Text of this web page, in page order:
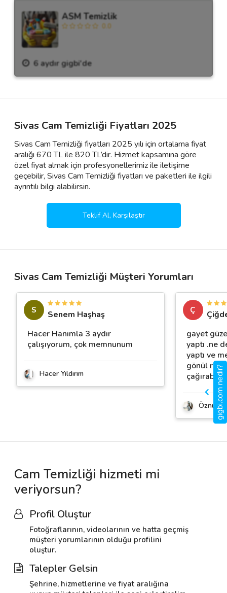
ASM Temizlik
0.0
6 aydır gigbi'de
Sivas Cam Temizliği Fiyatları 2025
Sivas Cam Temizliği fiyatları 2025 yılı için ortalama fiyat
aralığı 670 TL ile 820 TL’dir. Hizmet kapsamına göre
özel fiyat almak için profesyonellerimiz ile iletişime
geçebilir, Sivas Cam Temizliği fiyatları ve paketleri ile ilgili
ayrıntılı bilgi alabilirsin.
Teklif Al, Karşılaştır
Sivas Cam Temizliği Müşteri Yorumları
S
Senem Haşhaş
Hacer Hanımla 3 aydır
çalışıyorum, çok memnunum
Hacer Yıldırım
Ç
gayet
yaptı .ne
yaptı ve
gönül
Öznur
Cam Temizliği hizmeti mi
veriyorsun?
Profil Oluştur
Fotoğraflarının, videolarının ve hatta geçmiş
müşteri yorumlarının olduğu profilini
oluştur.
Talepler Gelsin
Şehrine, hizmetlerine ve fiyat aralığına
gigbi.com nedir?